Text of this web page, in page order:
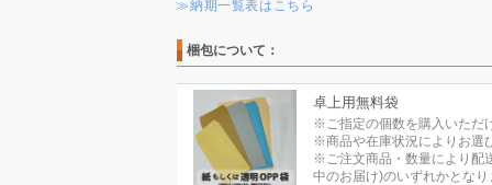
≫納期一覧表はこちら
梱包について：
卓上用無料袋
※ご指定の個数を購入いただ
※商品や在庫状況によりお選
※ご注文商品・数量により配
中のお届け)のいずれかとなり